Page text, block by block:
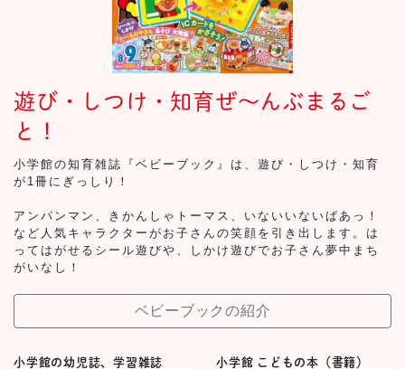
遊び・しつけ・知育ぜ～んぶまるご
と！
小学館の知育雑誌『ベビーブック』は、遊び・しつけ・知育
が1冊にぎっしり！
アンパンマン、きかんしゃトーマス、いないいないばあっ！
など人気キャラクターがお子さんの笑顔を引き出します。は
ってはがせるシール遊びや、しかけ遊びでお子さん夢中まち
がいなし！
ベビーブックの紹介
小学館の幼児誌、学習雑誌 小学館 こどもの本（書籍）